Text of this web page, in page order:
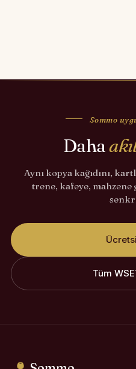
Sommo
Daha
Aynı kopya kağıdını,
trene, kafeye,
Tüm